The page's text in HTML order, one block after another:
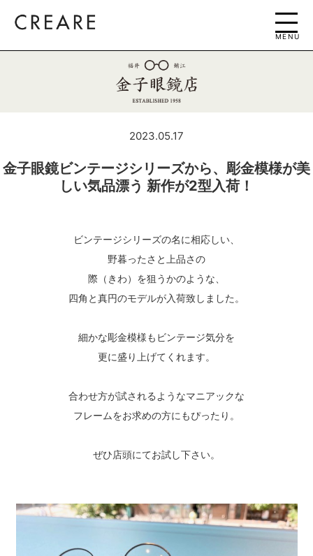
MENU
2023.05.17
金子眼鏡ビンテージシリーズから、彫金模様が美
しい気品漂う 新作が2型入荷！
ビンテージシリーズの名に相応しい、
野暮ったさと上品さの
際（きわ）を狙うかのような、
四角と真円のモデルが入荷致しました。
細かな彫金模様もビンテージ気分を
更に盛り上げてくれます。
合わせ方が試されるようなマニアックな
フレームをお求めの方にもぴったり。
ぜひ店頭にてお試し下さい。